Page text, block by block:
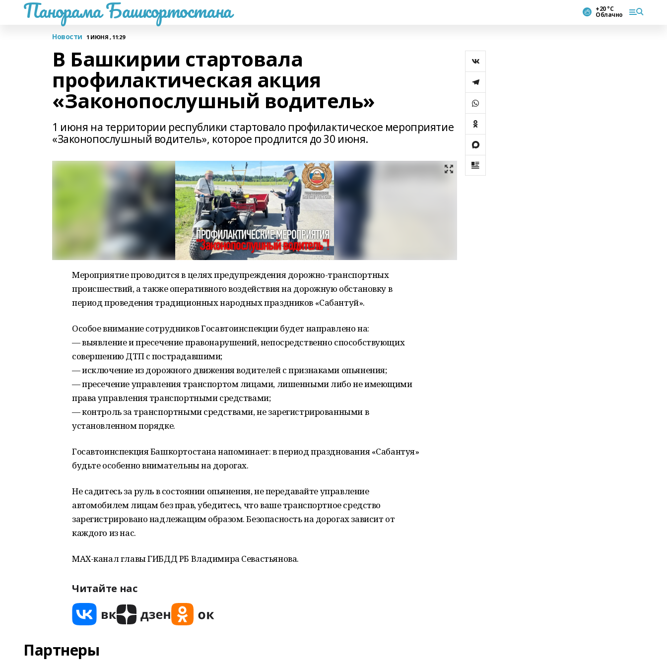
Панорама Башкортостана +20 °С
Облачно
Новости 1 ИЮНЯ , 11:29
В Башкирии стартовала
профилактическая акция
«Законопослушный водитель»
1 июня на территории республики стартовало профилактическое мероприятие
«Законопослушный водитель», которое продлится до 30 июня.
Мероприятие проводится в целях предупреждения дорожно-транспортных
происшествий, а также оперативного воздействия на дорожную обстановку в
период проведения традиционных народных праздников «Сабантуй».
Особое внимание сотрудников Госавтоинспекции будет направлено на:
— выявление и пресечение правонарушений, непосредственно способствующих
совершению ДТП с пострадавшими;
— исключение из дорожного движения водителей с признаками опьянения;
— пресечение управления транспортом лицами, лишенными либо не имеющими
права управления транспортными средствами;
— контроль за транспортными средствами, не зарегистрированными в
установленном порядке.
Госавтоинспекция Башкортостана напоминает: в период празднования «Сабантуя»
будьте особенно внимательны на дорогах.
Не садитесь за руль в состоянии опьянения, не передавайте управление
автомобилем лицам без прав, убедитесь, что ваше транспортное средство
зарегистрировано надлежащим образом. Безопасность на дорогах зависит от
каждого из нас.
МАХ-канал главы ГИБДД РБ Владимира Севастьянова.
Читайте нас
Партнеры